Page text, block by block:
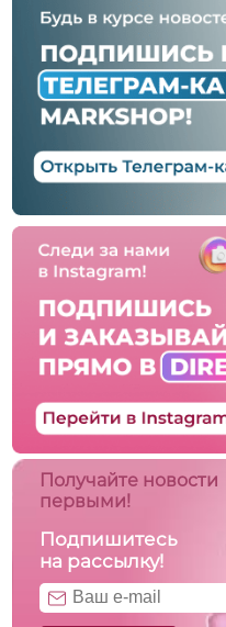
Получайте новости
первыми!
Подпишитесь
на рассылку!